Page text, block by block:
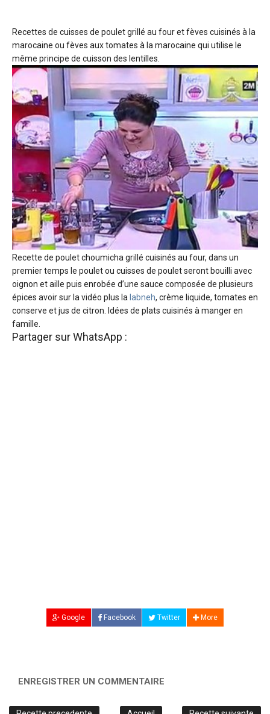
Recettes de cuisses de poulet grillé au fouret fèves cuisinés à la
marocaine ou fèves aux tomates à la marocaine qui utilise le
même principe de cuisson des lentilles.
Recette de poulet choumicha grillé cuisinés au four, dans un
premier temps le poulet ou cuisses de poulet seront bouilli avec
oignon et aille puis enrobée d’une sauce composée de plusieurs
épices avoir sur la vidéo plus la labneh, crème liquide, tomates en
conserve et jus de citron. Idées de plats cuisinés à manger en
famille.
Partager sur WhatsApp :
Google Facebook Twitter More
ENREGISTRER UN COMMENTAIRE